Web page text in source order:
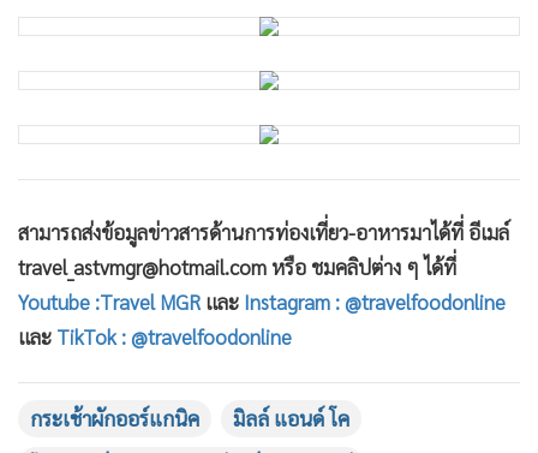
• Gotomanager
สอบถามรายละเอียดและสั่งจองได้ที่ มิลล์ แอนด์ โค ชั้น G
2321 หรืออีเมล์: diningcgcw@chr.co.th